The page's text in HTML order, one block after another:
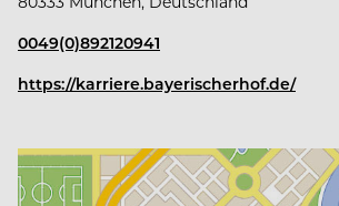
0049(0)892120941
https://karriere.bayerischerhof.de/